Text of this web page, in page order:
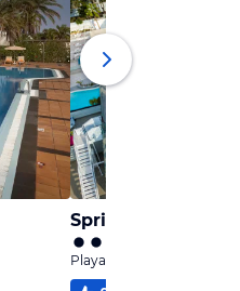
Spring Hotel
Playa de las Americas,